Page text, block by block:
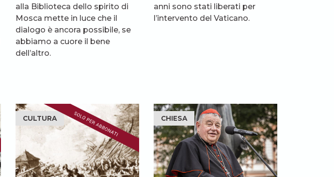
alla Biblioteca dello spirito di
Mosca mette in luce che il
dialogo è ancora possibile, se
abbiamo a cuore il bene
dell’altro.
anni sono stati liberati per
l’intervento del Vaticano.
CULTURA CHIESA